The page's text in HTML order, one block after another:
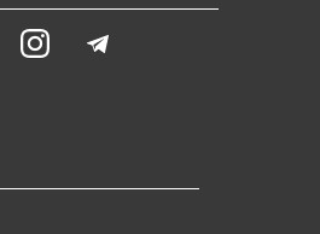
YoutubeInstagram